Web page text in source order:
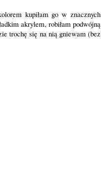
kupiłam go w znacznych
akrylem, robiłam podwójną
trochę się na nią gniewam (bez